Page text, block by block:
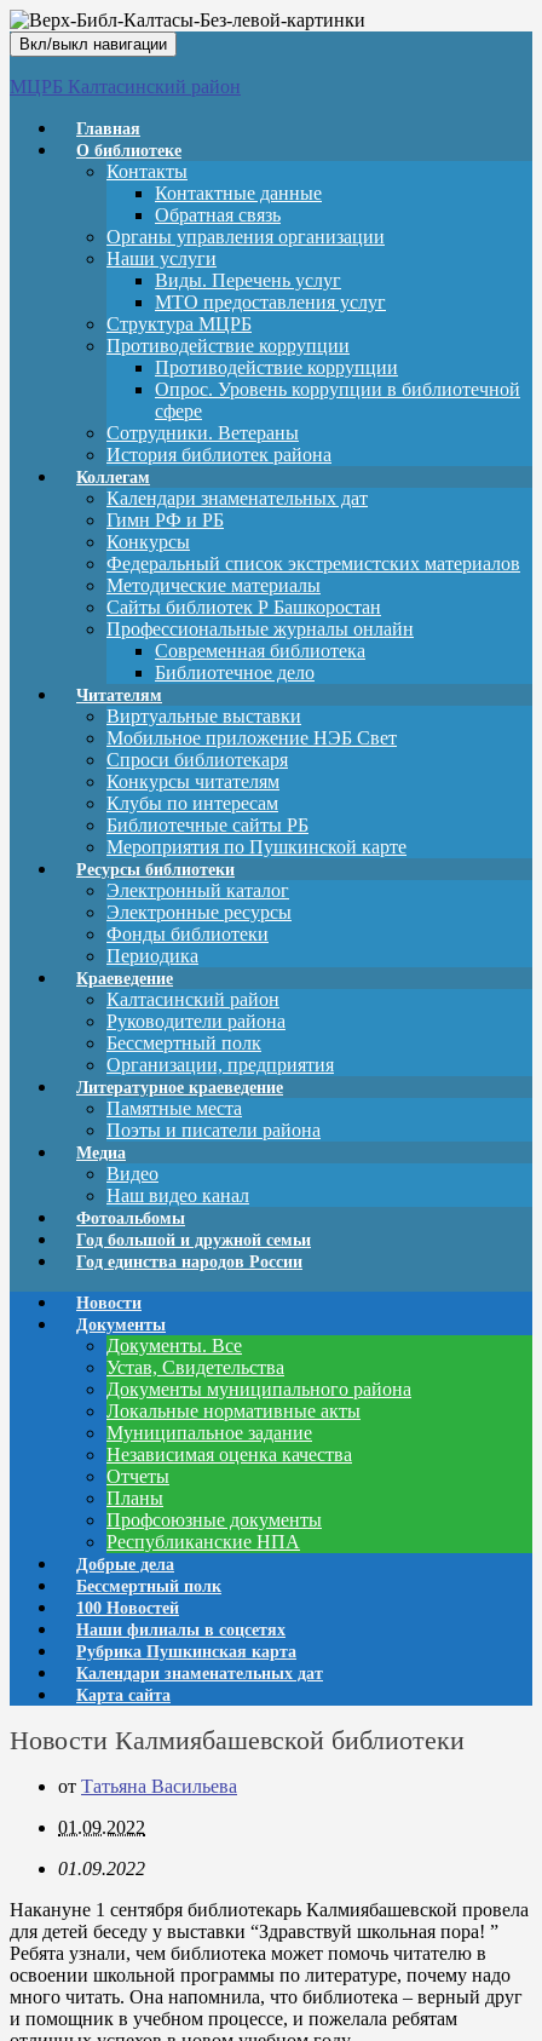
Вкл/выкл навигации
МЦРБ Калтасинский район
Главная
О библиотеке
Контакты
Контактные данные
Обратная связь
Органы управления организации
Наши услуги
Виды. Перечень услуг
МТО предоставления услуг
Структура МЦРБ
Противодействие коррупции
Противодействие коррупции
Опрос. Уровень коррупции в библиотечной
сфере
Сотрудники. Ветераны
История библиотек района
Коллегам
Календари знаменательных дат
Гимн РФ и РБ
Конкурсы
Федеральный список экстремистских материалов
Методические материалы
Сайты библиотек Р Башкоростан
Профессиональные журналы онлайн
Современная библиотека
Библиотечное дело
Читателям
Виртуальные выставки
Мобильное приложение НЭБ Свет
Спроси библиотекаря
Конкурсы читателям
Клубы по интересам
Библиотечные сайты РБ
Мероприятия по Пушкинской карте
Ресурсы библиотеки
Электронный каталог
Электронные ресурсы
Фонды библиотеки
Периодика
Краеведение
Калтасинский район
Руководители района
Бессмертный полк
Организации, предприятия
Литературное краеведение
Памятные места
Поэты и писатели района
Медиа
Видео
Наш видео канал
Фотоальбомы
Год большой и дружной семьи
Год единства народов России
Новости
Документы
Документы. Все
Устав, Свидетельства
Документы муниципального района
Локальные нормативные акты
Муниципальное задание
Независимая оценка качества
Отчеты
Планы
Профсоюзные документы
Республиканские НПА
Добрые дела
Бессмертный полк
100 Новостей
Наши филиалы в соцсетях
Рубрика Пушкинская карта
Календари знаменательных дат
Карта сайта
Новости Калмиябашевской библиотеки
от Татьяна Васильева
01.09.2022
01.09.2022
Накануне 1 сентября библиотекарь Калмиябашевской провела
для детей беседу у выставки “Здравствуй школьная пора! ”
Ребята узнали, чем библиотека может помочь читателю в
освоении школьной программы по литературе, почему надо
много читать. Она напомнила, что библиотека – верный друг
и помощник в учебном процессе, и пожелала ребятам